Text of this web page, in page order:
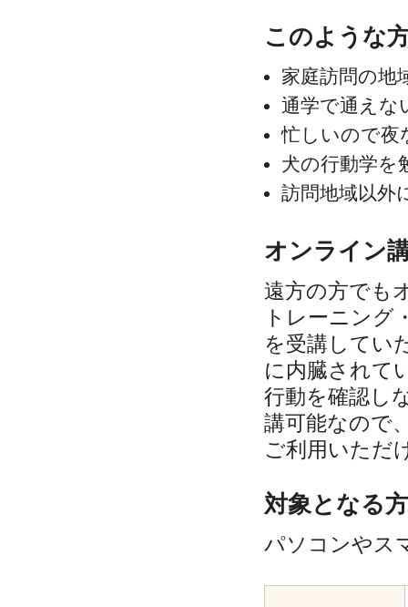
このような
家庭訪問の地
通学で通えな
忙しいので夜
犬の行動学を
訪問地域以外
オンライン
遠方の方でも
トレーニング
を受講してい
に内臓されて
行動を確認し
講可能なので
ご利用いただ
対象となる方
パソコンやス